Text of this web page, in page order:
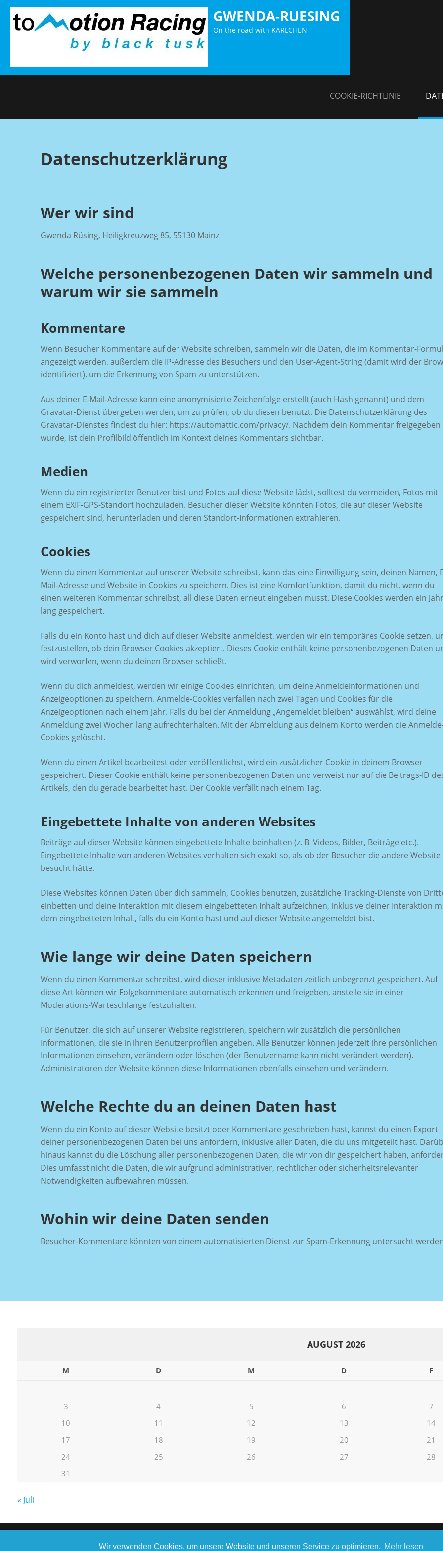
Wir verwenden Cookies, um unsere Website und unseren Service zu optimieren. Mehr lesen
Direkt
zum
Inhalt
GWENDA-RUESING
On the road with KARLCHEN
COOKIE-RICHTLINIE
Datenschutzerklärung
Wer wir sind
Gwenda Rüsing, Heiligkreuzweg 85, 55130 Mainz
Welche personenbezogenen Daten wir sammeln und
warum wir sie sammeln
Kommentare
Wenn Besucher Kommentare auf der Website schreiben, sammeln wir die Daten, die im Kommentar-
angezeigt werden, außerdem die IP-Adresse des Besuchers und den User-Agent-String (damit wird der
identifiziert), um die Erkennung von Spam zu unterstützen.
Aus deiner E-Mail-Adresse kann eine anonymisierte Zeichenfolge erstellt (auch Hash genannt) und dem
Gravatar-Dienst übergeben werden, um zu prüfen, ob du diesen benutzt. Die Datenschutzerklärung des
Gravatar-Dienstes findest du hier: https://automattic.com/privacy/. Nachdem dein Kommentar freigegeben
wurde, ist dein Profilbild öffentlich im Kontext deines Kommentars sichtbar.
Medien
Wenn du ein registrierter Benutzer bist und Fotos auf diese Website lädst, solltest du vermeiden, Fotos mit
einem EXIF-GPS-Standort hochzuladen. Besucher dieser Website könnten Fotos, die auf dieser Website
gespeichert sind, herunterladen und deren Standort-Informationen extrahieren.
Cookies
Wenn du einen Kommentar auf unserer Website schreibst, kann das eine Einwilligung sein, deinen Namen,
Mail-Adresse und Website in Cookies zu speichern. Dies ist eine Komfortfunktion, damit du nicht, wenn du
einen weiteren Kommentar schreibst, all diese Daten erneut eingeben musst. Diese Cookies werden ein Jahr
lang gespeichert.
Falls du ein Konto hast und dich auf dieser Website anmeldest, werden wir ein temporäres Cookie setzen,
festzustellen, ob dein Browser Cookies akzeptiert. Dieses Cookie enthält keine personenbezogenen Daten
wird verworfen, wenn du deinen Browser schließt.
Wenn du dich anmeldest, werden wir einige Cookies einrichten, um deine Anmeldeinformationen und
Anzeigeoptionen zu speichern. Anmelde-Cookies verfallen nach zwei Tagen und Cookies für die
Anzeigeoptionen nach einem Jahr. Falls du bei der Anmeldung „Angemeldet bleiben“ auswählst, wird deine
Anmeldung zwei Wochen lang aufrechterhalten. Mit der Abmeldung aus deinem Konto werden die
Cookies gelöscht.
Wenn du einen Artikel bearbeitest oder veröffentlichst, wird ein zusätzlicher Cookie in deinem Browser
gespeichert. Dieser Cookie enthält keine personenbezogenen Daten und verweist nur auf die Beitrags-ID
Artikels, den du gerade bearbeitet hast. Der Cookie verfällt nach einem Tag.
Eingebettete Inhalte von anderen Websites
Beiträge auf dieser Website können eingebettete Inhalte beinhalten (z. B. Videos, Bilder, Beiträge etc.).
Eingebettete Inhalte von anderen Websites verhalten sich exakt so, als ob der Besucher die andere Website
besucht hätte.
Diese Websites können Daten über dich sammeln, Cookies benutzen, zusätzliche Tracking-Dienste von
einbetten und deine Interaktion mit diesem eingebetteten Inhalt aufzeichnen, inklusive deiner Interaktion
dem eingebetteten Inhalt, falls du ein Konto hast und auf dieser Website angemeldet bist.
Wie lange wir deine Daten speichern
Wenn du einen Kommentar schreibst, wird dieser inklusive Metadaten zeitlich unbegrenzt gespeichert. Auf
diese Art können wir Folgekommentare automatisch erkennen und freigeben, anstelle sie in einer
Moderations-Warteschlange festzuhalten.
Für Benutzer, die sich auf unserer Website registrieren, speichern wir zusätzlich die persönlichen
Informationen, die sie in ihren Benutzerprofilen angeben. Alle Benutzer können jederzeit ihre persönlichen
Informationen einsehen, verändern oder löschen (der Benutzername kann nicht verändert werden).
Administratoren der Website können diese Informationen ebenfalls einsehen und verändern.
Welche Rechte du an deinen Daten hast
Wenn du ein Konto auf dieser Website besitzt oder Kommentare geschrieben hast, kannst du einen Export
deiner personenbezogenen Daten bei uns anfordern, inklusive aller Daten, die du uns mitgeteilt hast.
hinaus kannst du die Löschung aller personenbezogenen Daten, die wir von dir gespeichert haben,
Dies umfasst nicht die Daten, die wir aufgrund administrativer, rechtlicher oder sicherheitsrelevanter
Notwendigkeiten aufbewahren müssen.
Wohin wir deine Daten senden
Besucher-Kommentare könnten von einem automatisierten Dienst zur Spam-Erkennung untersucht
AUGUST 2026
M D M D F
3
4 5 6 7
10
11 12 13 14
17
18 19 20 21
24
25 26 27 28
31
« Juli
COPYRIGHT © 2026GWENDA-RUESING